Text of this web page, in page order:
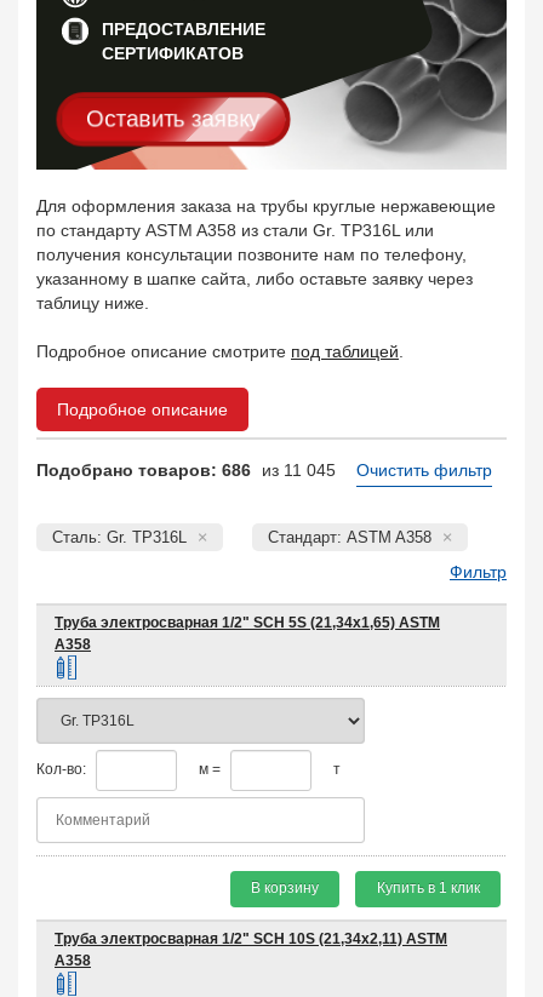
ПРЕДОСТАВЛЕНИЕ
СЕРТИФИКАТОВ
Оставить заявку
Для оформления заказа на трубы круглые нержавеющие
по стандарту ASTM A358 из стали Gr. TP316L или
получения консультации позвоните нам по телефону,
указанному в шапке сайта, либо оставьте заявку через
таблицу ниже.
Подробное описание смотрите под таблицей
Подробное описание
Подобрано товаров: 686 из 11 045 Очистить фильтр
Сталь: Gr. TP316L Стандарт: ASTM A358
Фильтр
Труба электросварная 1/2" SCH 5S (21,34х1,65) ASTM
A358
Кол-во: м = т
В корзину Купить в 1 клик
Труба электросварная 1/2" SCH 10S (21,34х2,11) ASTM
A358